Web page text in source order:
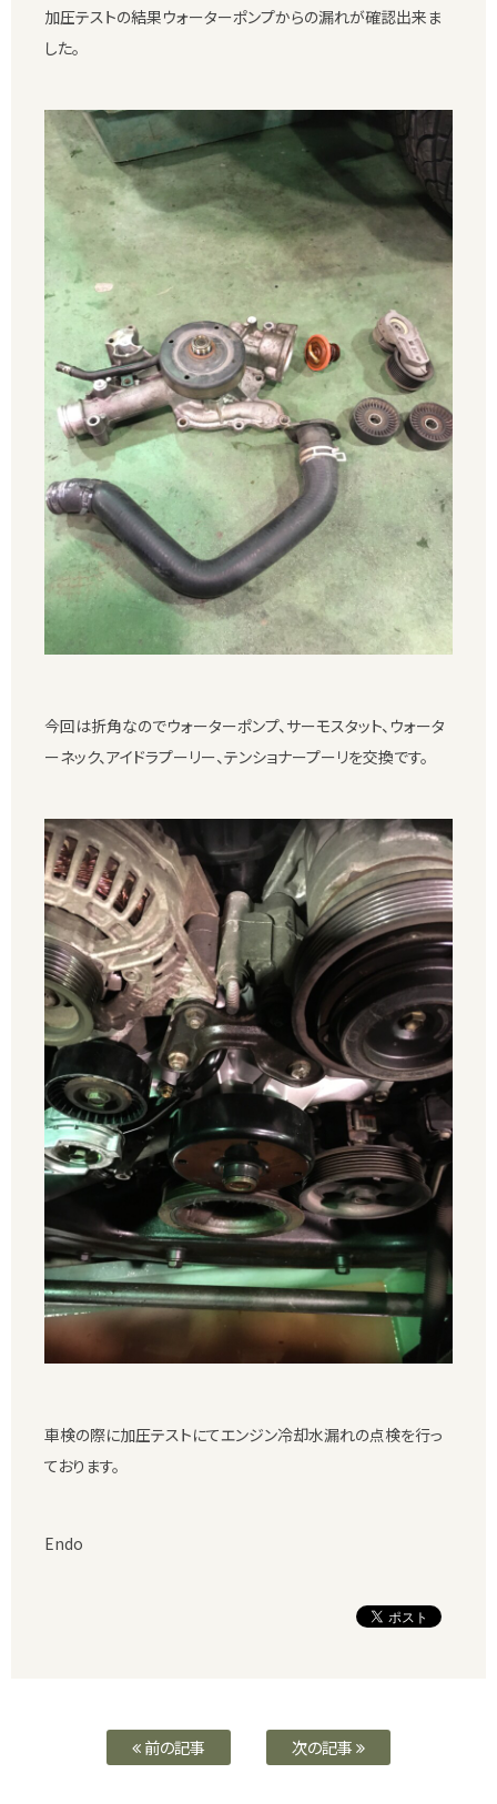
加圧テストの結果ウォーターポンプからの漏れが確認出来ま
した。
今回は折角なのでウォーターポンプ、サーモスタット、ウォータ
ーネック、アイドラプーリー、テンショナープーリを交換です。
車検の際に加圧テストにてエンジン冷却水漏れの点検を行っ
ております。
Endo
前の記事 次の記事